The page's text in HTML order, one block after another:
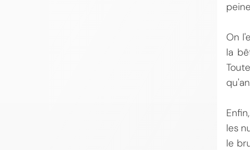
On
la
les
le